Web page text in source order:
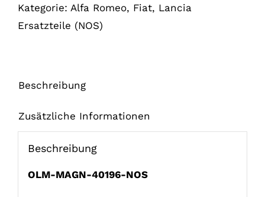
Kategorie: Alfa Romeo, Fiat, Lancia
Ersatzteile (NOS)
Beschreibung
Zusätzliche Informationen
Beschreibung
OLM-MAGN-40196-NOS